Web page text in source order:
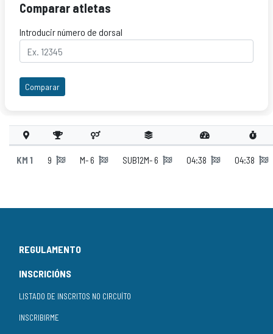
Comparar atletas
Introducir número de dorsal
Comparar
KM 1 9 M- 6 SUB12M- 6 04:38 04:38
REGULAMENTO
INSCRICIÓNS
LISTADO DE INSCRITOS NO CIRCUÍTO
INSCRIBIRME